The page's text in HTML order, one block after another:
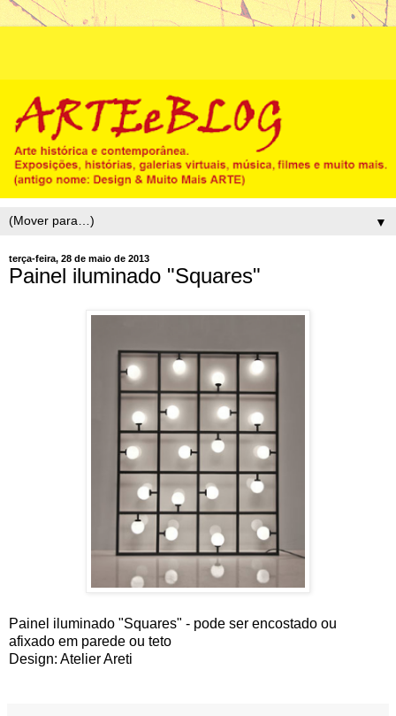
▼
terça-feira, 28 de maio de 2013
Painel iluminado "Squares"
Painel iluminado "Squares" - pode ser encostado ou
afixado em parede ou teto
Design: Atelier Areti